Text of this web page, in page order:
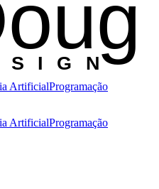
ESIGN
ArtificialProgramação
ArtificialProgramação